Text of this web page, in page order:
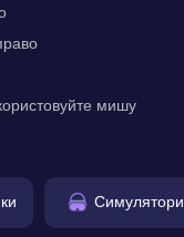
мишу
Симулятори